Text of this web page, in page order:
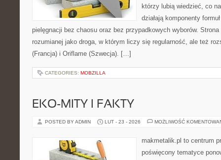
którzy lubią wiedzieć, co
działają komponenty
pielęgnacji bez chaosu oraz bez przypadkowych wyborów.
rozumianej jako droga, w którym liczy się regularność, ale też
(Francja) i Oriflame (Szwecja). […]
CATEGORIES: MOBZILLA
EKO-MITY I FAKTY
POSTED BY ADMIN LUT - 23 - 2026 MOŻLIWOŚĆ
makmetalik.pl to centrum
poświęcony tematyce